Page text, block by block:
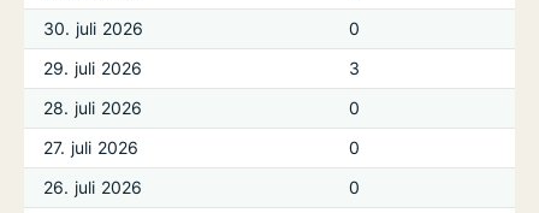
30. juli 2026
0
29. juli 2026
3
28. juli 2026
0
27. juli 2026
0
26. juli 2026
0